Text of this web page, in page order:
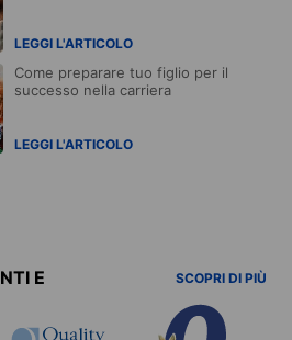
LEGGI L'ARTICOLO
Come preparare tuo figlio per il
successo nella carriera
LEGGI L'ARTICOLO
E
SCOPRI DI PIÙ